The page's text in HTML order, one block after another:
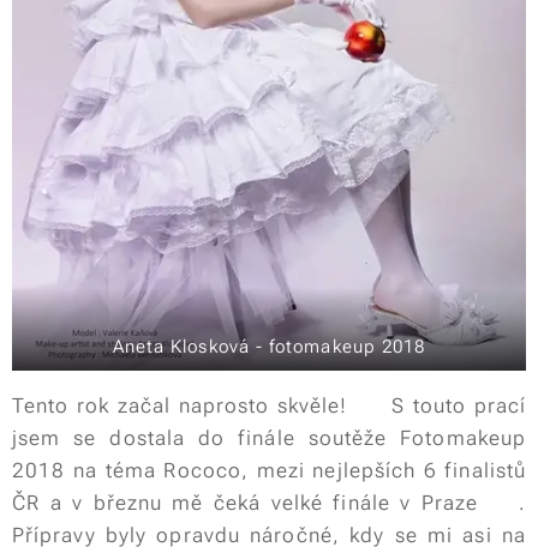
Aneta Klosková - fotomakeup 2018
Tento rok začal naprosto skvěle! 😇 S touto prací
jsem se dostala do finále soutěže Fotomakeup
2018 na téma Rococo, mezi nejlepších 6 finalistů
ČR a v březnu mě čeká velké finále v Praze 😍.
Přípravy byly opravdu náročné, kdy se mi asi na